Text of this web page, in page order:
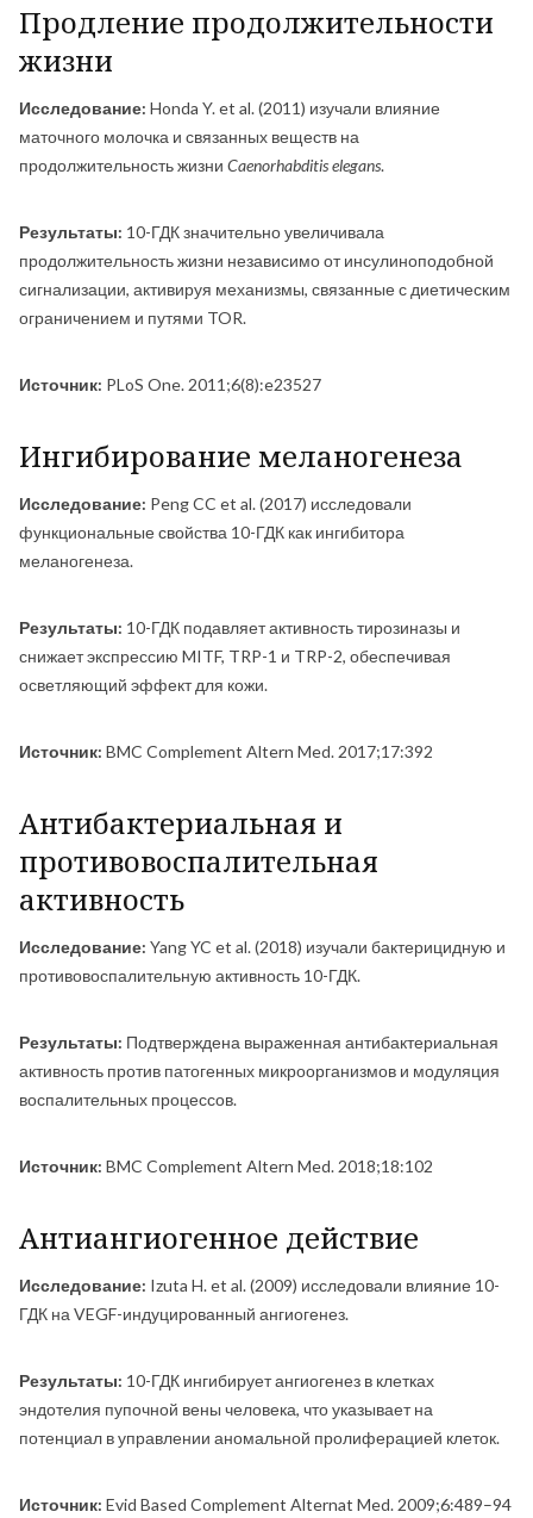
Продление продолжительности
жизни
Исследование: Honda Y. et al. (2011) изучали влияние
маточного молочка и связанных веществ на
продолжительность жизни Caenorhabditis elegans.
Результаты: 10-ГДК значительно увеличивала
продолжительность жизни независимо от инсулиноподобной
сигнализации, активируя механизмы, связанные с диетическим
ограничением и путями TOR.
Источник: PLoS One. 2011;6(8):e23527
Ингибирование меланогенеза
Исследование: Peng CC et al. (2017) исследовали
функциональные свойства 10-ГДК как ингибитора
меланогенеза.
Результаты: 10-ГДК подавляет активность тирозиназы и
снижает экспрессию MITF, TRP-1 и TRP-2, обеспечивая
осветляющий эффект для кожи.
Источник: BMC Complement Altern Med. 2017;17:392
Антибактериальная и
противовоспалительная
активность
Исследование: Yang YC et al. (2018) изучали бактерицидную и
противовоспалительную активность 10-ГДК.
Результаты: Подтверждена выраженная антибактериальная
активность против патогенных микроорганизмов и модуляция
воспалительных процессов.
Источник: BMC Complement Altern Med. 2018;18:102
Антиангиогенное действие
Исследование: Izuta H. et al. (2009) исследовали влияние 10-
ГДК на VEGF-индуцированный ангиогенез.
Результаты: 10-ГДК ингибирует ангиогенез в клетках
эндотелия пупочной вены человека, что указывает на
потенциал в управлении аномальной пролиферацией клеток.
Источник: Evid Based Complement Alternat Med. 2009;6:489–94